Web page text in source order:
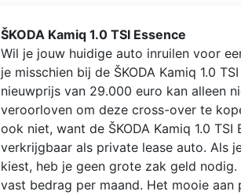
ŠKODA Kamiq 1.0 TSI Essence
Wil je jouw huidige auto inruilen voor
je misschien bij de ŠKODA Kamiq 1.0
nieuwprijs van 29.000 euro kan alleen
veroorloven om deze cross-over te
ook niet, want de ŠKODA Kamiq 1.0 TSI
verkrijgbaar als private lease auto. Als
kiest, heb je geen grote zak geld
vast bedrag per maand. Het mooie aan